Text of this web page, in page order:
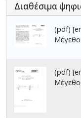
Διαθέσιμα
(pdf)
(pdf)